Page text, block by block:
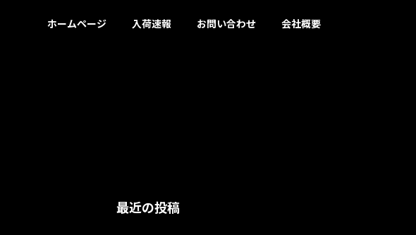
ホームページ 入荷速報 お問い合わせ 会社概要
最近の投稿